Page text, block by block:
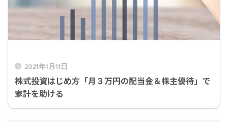
2021年1月11日
株式投資はじめ方「月３万円の配当金＆株主優待」で
家計を助ける